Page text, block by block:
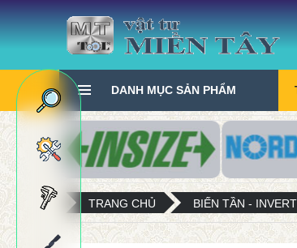
DANH MỤC SẢN PHẨM
TRANG CHỦ BIẾN TẦN -